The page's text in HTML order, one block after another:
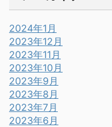
2024年1月
2023年12月
2023年11月
2023年10月
2023年9月
2023年8月
2023年7月
2023年6月